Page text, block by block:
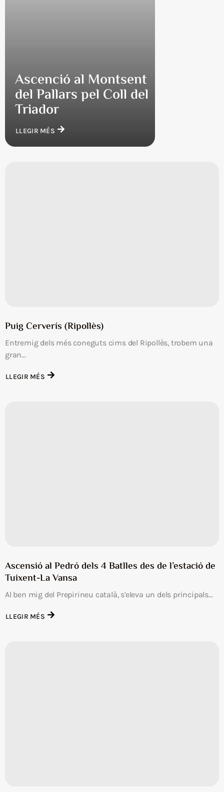
Ascenció al Montsent
del Pallars pel Coll del
Triador
LLEGIR MÉS
Puig Cerverís (Ripollès)
Entremig dels més coneguts cims del Ripollès, trobem una
gran...
LLEGIR MÉS
Ascensió al Pedró dels 4 Batlles des de l’estació de
Tuixent-La Vansa
Al ben mig del Prepirineu català, s'eleva un dels principals...
LLEGIR MÉS